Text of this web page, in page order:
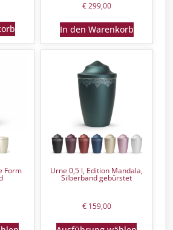
€299,00
In den Warenkorb
Form Urne 0,5 l, Edition Mandala,
Silberband gebürstet
€159,00